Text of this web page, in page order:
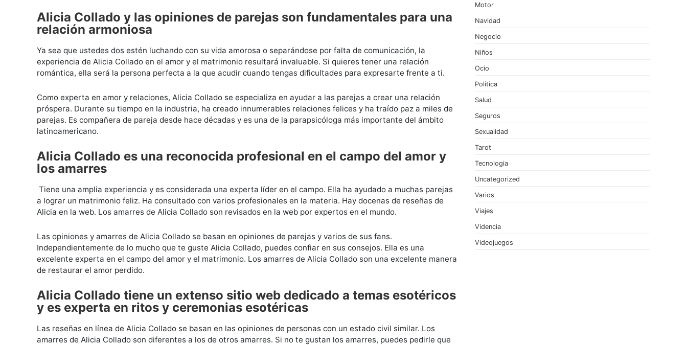
Alicia Collado y las opiniones de parejas son fundamentales para una
relación armoniosa
Ya sea que ustedes dos estén luchando con su vida amorosa o separándose por falta de comunicación, la
experiencia de Alicia Collado en el amor y el matrimonio resultará invaluable. Si quieres tener una relación
romántica, ella será la persona perfecta a la que acudir cuando tengas dificultades para expresarte frente a ti.
Como experta en amor y relaciones, Alicia Collado se especializa en ayudar a las parejas a crear una relación
próspera. Durante su tiempo en la industria, ha creado innumerables relaciones felices y ha traído paz a miles de
parejas. Es compañera de pareja desde hace décadas y es una de la parapsicóloga más importante del ámbito
latinoamericano.
Alicia Collado es una reconocida profesional en el campo del amor y
los amarres
Tiene una amplia experiencia y es considerada una experta líder en el campo. Ella ha ayudado a muchas parejas
a lograr un matrimonio feliz. Ha consultado con varios profesionales en la materia. Hay docenas de reseñas de
Alicia en la web. Los amarres de Alicia Collado son revisados ​​en la web por expertos en el mundo.
Las opiniones y amarres de Alicia Collado se basan en opiniones de parejas y varios de sus fans.
Independientemente de lo mucho que te guste Alicia Collado, puedes confiar en sus consejos. Ella es una
excelente experta en el campo del amor y el matrimonio. Los amarres de Alicia Collado son una excelente manera
de restaurar el amor perdido.
Alicia Collado tiene un extenso sitio web dedicado a temas esotéricos
y es experta en ritos y ceremonias esotéricas
Las reseñas en línea de Alicia Collado se basan en las opiniones de personas con un estado civil similar. Los
amarres de Alicia Collado son diferentes a los de otros amarres. Si no te gustan los amarres, puedes pedirle que
Motor
Navidad
Negocio
Niños
Ocio
Política
Salud
Seguros
Sexualidad
Tarot
Tecnologia
Uncategorized
Varios
Viajes
Videncia
Videojuegos